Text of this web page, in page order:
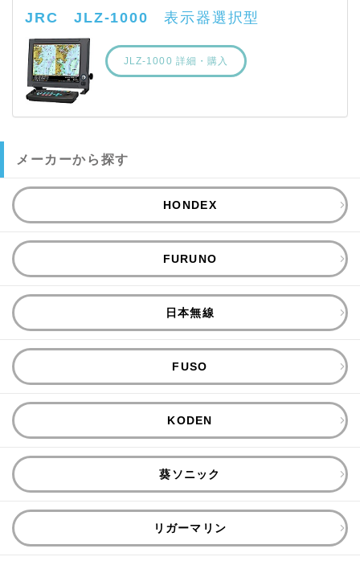
JRC JLZ-1000 表示器選択型
JLZ-1000 詳細・購入
メーカーから探す
HONDEX
FURUNO
日本無線
FUSO
KODEN
葵ソニック
リガーマリン